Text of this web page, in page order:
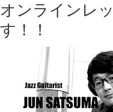
オンラインレ
す！！